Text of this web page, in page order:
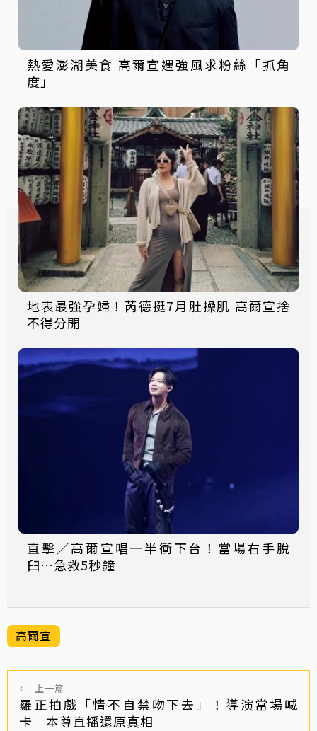
熱愛澎湖美食 高爾宣遇強風求粉絲「抓角
度」
地表最強孕婦！芮德挺7月肚操肌 高爾宣捨
不得分開
直擊／高爾宣唱一半衝下台！當場右手脫
臼…急救5秒鐘
高爾宣
← 上一篇
羅正拍戲「情不自禁吻下去」！導演當場喊
卡 本尊直播還原真相